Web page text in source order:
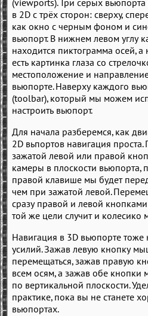
(viewports). Три серых
в 2D с трёх сторон: сверху,
как окно с черным фоном и
вьюпорт. В нижнем левом углу
находится пиктограмма осей,
есть картинка глаза со
местоположение и
вьюпорте. Наверху каждого
(toolbar), который мы можем
настроить вьюпорт.
Для начала разберемся, как
2D вьпортов навигация
зажатой левой или правой
камеры в плоскости вьюпорта,
правой клавише мы будет
чем при зажатой левой.
сразу правой и левой
той же цели случит и колесико
Навигация в 3D вьюпорте тоже
усилий. Зажав левую кнопку
перемещаться, зажав правую
всем осям, а зажав обе
по вертикальной плоскости.
практике, пока вы не станете
вьюпортах.